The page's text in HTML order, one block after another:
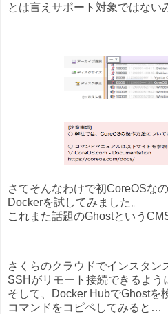
とは言えサポート対象ではない
さてそんなわけで初CoreOSな
Dockerを試してみました。
これまた話題のGhostという
さくらのクラウドでインスタン
SSHがリモート接続できるよう
そして、Docker HubでGhostを
コマンドをコピペしてみると…